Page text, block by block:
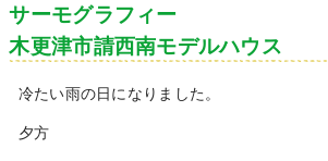
サーモグラフィー
木更津市請西南モデルハウス
冷たい雨の日になりました。
夕方